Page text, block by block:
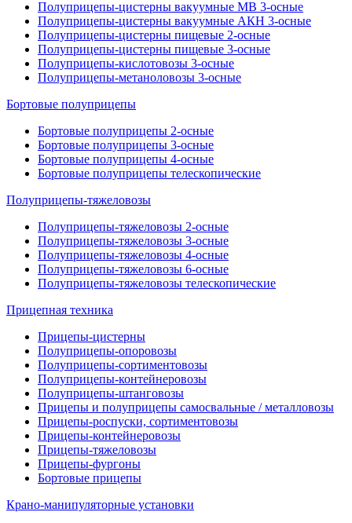
Полуприцепы-цистерны вакуумные МВ 3-осные
Полуприцепы-цистерны вакуумные АКН 3-осные
Полуприцепы-цистерны пищевые 2-осные
Полуприцепы-цистерны пищевые 3-осные
Полуприцепы-кислотовозы 3-осные
Полуприцепы-метаноловозы 3-осные
Бортовые полуприцепы
Бортовые полуприцепы 2-осные
Бортовые полуприцепы 3-осные
Бортовые полуприцепы 4-осные
Бортовые полуприцепы телескопические
Полуприцепы-тяжеловозы
Полуприцепы-тяжеловозы 2-осные
Полуприцепы-тяжеловозы 3-осные
Полуприцепы-тяжеловозы 4-осные
Полуприцепы-тяжеловозы 6-осные
Полуприцепы-тяжеловозы телескопические
Прицепная техника
Прицепы-цистерны
Полуприцепы-опоровозы
Полуприцепы-сортиментовозы
Полуприцепы-контейнеровозы
Полуприцепы-штанговозы
Прицепы и полуприцепы самосвальные / металловозы
Прицепы-роспуски, сортиментовозы
Прицепы-контейнеровозы
Прицепы-тяжеловозы
Прицепы-фургоны
Бортовые прицепы
Крано-манипуляторные установки